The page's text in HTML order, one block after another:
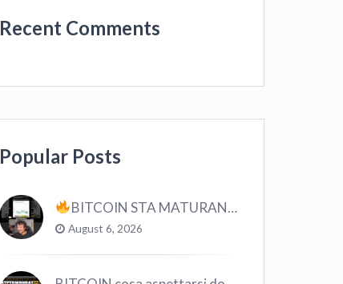
Recent Comments
Popular Posts
BITCOIN STA MATURANDO? #bitcoin #crypto #trading
August 6, 2026